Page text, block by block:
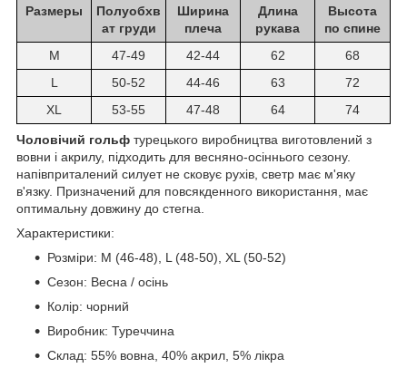
Размеры
Полуобхв
ат груди
Ширина
плеча
Длина
рукава
Высота
по спине
M
47-49 42-44 62
68
L
50-52 44-46 63
72
XL
53-55 47-48 64 74
Чоловічий гольф турецького виробництва виготовлений з
вовни і акрилу, підходить для весняно-осіннього сезону.
напівприталений силует не сковує рухів, светр має м'яку
в'язку. Призначений для повсякденного використання, має
оптимальну довжину до стегна.
Характеристики:
Розміри: M (46-48), L (48-50), XL (50-52)
Сезон: Весна / осінь
Колір: чорний
Виробник: Туреччина
Склад: 55% вовна, 40% акрил, 5% лікра